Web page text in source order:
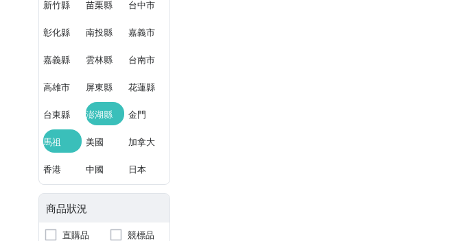
新竹縣 苗栗縣 台中市
彰化縣 南投縣 嘉義市
嘉義縣 雲林縣 台南市
高雄市 屏東縣 花蓮縣
台東縣 澎湖縣 金門
馬祖 美國 加拿大
香港 中國 日本
商品狀況
直購品
競標品